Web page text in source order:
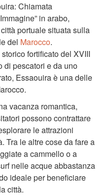
Chiamata
in arabo,
portuale situata sulla
del Marocco.
fortificato del XVIII
di pescatori e da uno
Essaouira è una delle
vacanza romantica,
possono contrattare
le attrazioni
Tra le altre cose da fare a
a cammello o a
nelle acque abbastanza
ideale per beneficiare
città.